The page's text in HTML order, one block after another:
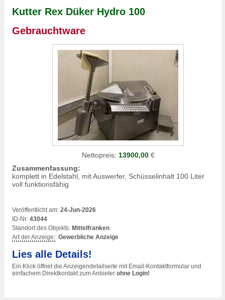
Kutter Rex Düker Hydro 100
Gebrauchtware
Nettopreis: 13900,00€
Zusammenfassung:
komplett in Edelstahl, mit Auswerfer, Schüsselinhalt 100 Liter
voll funktionsfähig
Veröffentlicht am: 24-Jun-2026
ID-Nr: 43044
Standort des Objekts: Mittelfranken
Art der Anzeige:: Gewerbliche Anzeige
Lies alle Details!
Ein Klick öffnet die Anzeigendetailseite mit Email-Kontaktformular und
einfachem Direktkontakt zum Anbieter ohne Login!